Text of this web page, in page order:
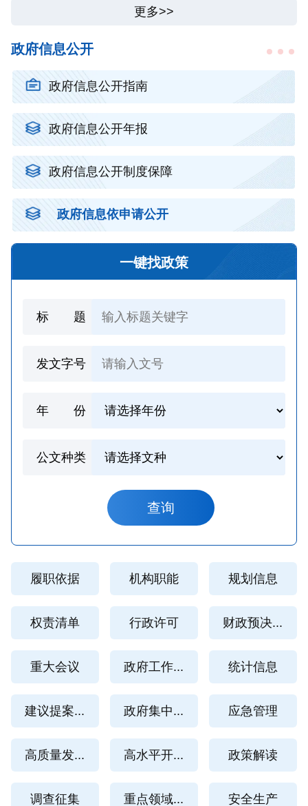
更多>>
政府信息公开
政府信息公开指南
政府信息公开年报
政府信息公开制度保障
政府信息依申请公开
一键找政策
标 题
发文字号
年 份
公文种类
履职依据 机构职能 规划信息
权责清单 行政许可 财政预决...
重大会议 政府工作... 统计信息
建议提案... 政府集中... 应急管理
高质量发... 高水平开... 政策解读
调查征集 重点领域... 安全生产